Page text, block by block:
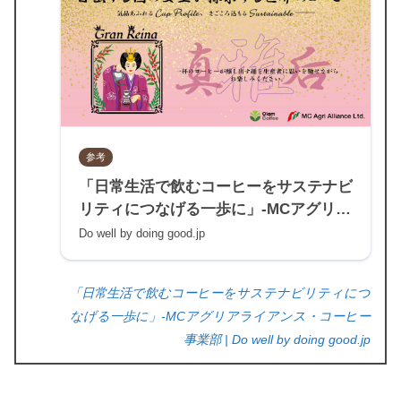
参考
「日常生活で飲むコーヒーをサステナビ
リティにつなげる一歩に」-MCアグリア
ライアンス・コーヒー事業部 | Do well
Do well by doing good.jp
「日常生活で飲むコーヒーをサステナビリティにつ
なげる一歩に」-MCアグリアライアンス・コーヒー
事業部 | Do well by doing good.jp